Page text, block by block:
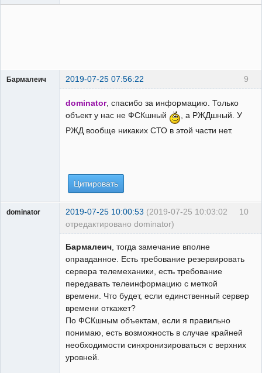
9
Бармалеич 2019-07-25 07:56:22
dominator, спасибо за информацию. Только
объект у нас не ФСКшный
, а РЖДшный. У
РЖД вообще никаких СТО в этой части нет.
Цитировать
10
dominator 2019-07-25 10:00:53 (2019-07-25 10:03:02
отредактировано dominator)
Бармалеич , тогда замечание вполне
оправданное. Есть требование резервировать
сервера телемеханики, есть требование
передавать телеинформацию с меткой
времени. Что будет, если единственный сервер
времени откажет?
По ФСКшным объектам, если я правильно
понимаю, есть возможность в случае крайней
необходимости синхронизироваться с верхних
уровней.